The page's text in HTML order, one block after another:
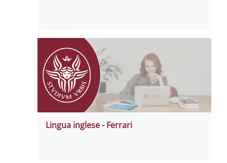
Lingua inglese - Ferrari